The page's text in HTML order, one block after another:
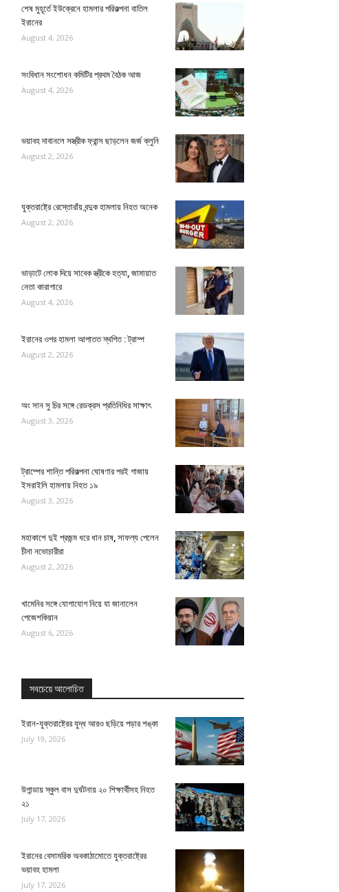
শেষ মুহূর্তে ইউক্রেনে হামলার পরিকল্পনা বাতিল
ইরানের
August 4, 2026
সংবিধান সংশোধন কমিটির প্রথম বৈঠক আজ
August 4, 2026
ভয়াবহ দাবানলে সস্ত্রীক ফ্রান্স ছাড়লেন জর্জ ক্লুনি
August 2, 2026
যুক্তরাষ্ট্রে রেস্তোরাঁয় বন্দুক হামলায় নিহত অনেক
August 2, 2026
ভাড়াটে লোক দিয়ে সাবেক স্ত্রীকে হত্যা, জামায়াত
নেতা কারাগারে
August 4, 2026
ইরানের ওপর হামলা আপাতত স্থগিত : ট্রাম্প
August 2, 2026
অং সান সু চির সঙ্গে রেডক্রস প্রতিনিধির সাক্ষাৎ
August 3, 2026
ট্রাম্পের শান্তি পরিকল্পনা ঘোষণার পরই গাজায়
ইসরাইলি হামলায় নিহত ১৯
August 3, 2026
মহাকাশে দুই প্রজন্ম ধরে ধান চাষ, সাফল্য পেলেন
চীনা নভোচারীরা
August 2, 2026
খামেনির সঙ্গে যোগাযোগ নিয়ে যা জানালেন
পেজেশকিয়ান
August 6, 2026
সবচেয়ে আলোচিত
ইরান-যুক্তরাষ্ট্রের যুদ্ধ আরও ছড়িয়ে পড়ার শঙ্কা
July 19, 2026
উগান্ডায় স্কুল বাস দুর্ঘটনায় ২০ শিক্ষার্থীসহ নিহত
২১
July 17, 2026
ইরানের বেসামরিক অবকাঠামোতে যুক্তরাষ্ট্রের
ভয়াবহ হামলা
July 17, 2026